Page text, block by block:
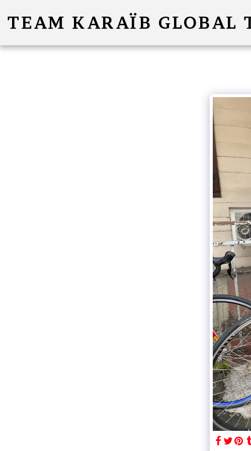
TEAM KARAÏB GLOBAL